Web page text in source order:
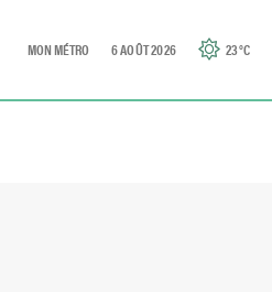
MON MÉTRO 6 AOÛT 2026 23°C